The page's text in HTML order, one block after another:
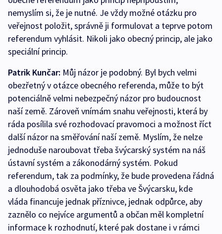
nemyslím si, že je nutné. Je vždy možné otázku pro
veřejnost položit, správně ji formulovat a teprve potom
referendum vyhlásit. Nikoli jako obecný princip, ale jako
speciální princip.
Patrik Kunčar: Můj názor je podobný. Byl bych velmi
obezřetný v otázce obecného referenda, může to být
potenciálně velmi nebezpečný názor pro budoucnost
naší země. Zároveň vnímám snahu veřejnosti, která by
ráda posílila své rozhodovací pravomoci a možnost říct
další názor na směřování naší země. Myslím, že nelze
jednoduše naroubovat třeba švýcarský systém na náš
ústavní systém a zákonodárný systém. Pokud
referendum, tak za podmínky, že bude provedena řádná
a dlouhodobá osvěta jako třeba ve Švýcarsku, kde
vláda financuje jednak příznivce, jednak odpůrce, aby
zaznělo co nejvíce argumentů a občan měl kompletní
informace k rozhodnutí, které pak dostane i v rámci